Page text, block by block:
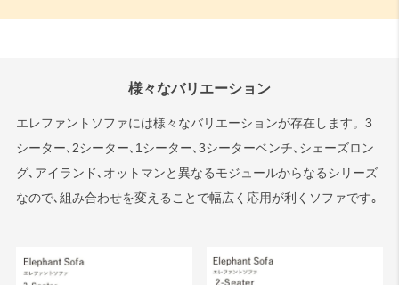
様々なバリエーション
エレファントソファには様々なバリエーションが存在します。3
シーター､2シーター､1シーター､3シーターベンチ､シェーズロン
グ､アイランド､オットマンと異なるモジュールからなるシリーズ
なので､組み合わせを変えることで幅広く応用が利くソファです｡